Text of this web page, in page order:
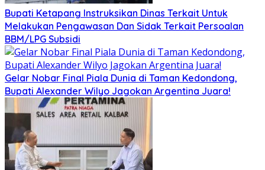
Bupati Ketapang Instruksikan Dinas Terkait Untuk
Melakukan Pengawasan Dan Sidak Terkait Persoalan
BBM/LPG Subsidi
Gelar Nobar Final Piala Dunia di Taman Kedondong,
Bupati Alexander Wilyo Jagokan Argentina Juara!